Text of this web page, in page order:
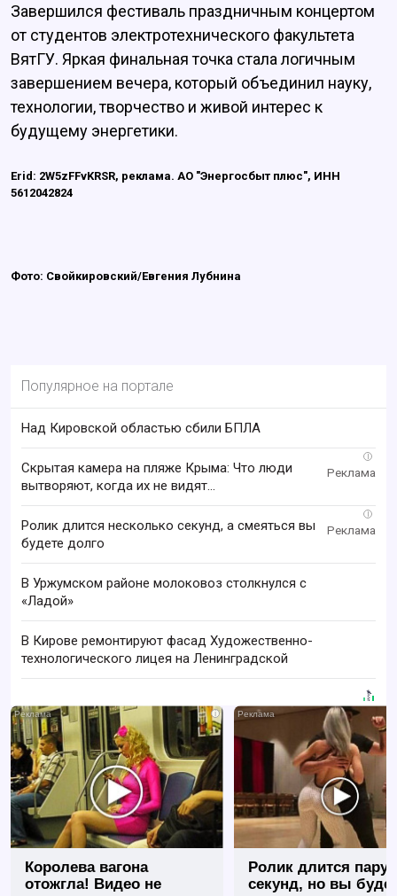
Завершился фестиваль праздничным концертом
от студентов электротехнического факультета
ВятГУ. Яркая финальная точка стала логичным
завершением вечера, который объединил науку,
технологии, творчество и живой интерес к
будущему энергетики.
Erid: 2W5zFFvKRSR, реклама. АО "Энергосбыт плюс", ИНН
5612042824
Фото: Свойкировский/Евгения Лубнина
Популярное на портале
Над Кировской областью сбили БПЛА
i
Скрытая камера на пляже Крыма: Что люди
вытворяют, когда их не видят...
i
Ролик длится несколько секунд, а смеяться вы
будете долго
В Уржумском районе молоковоз столкнулся с
«Ладой»
В Кирове ремонтируют фасад Художественно-
технологического лицея на Ленинградской
i
Королева вагона
отожгла! Видео не
Ролик длится пару
секунд, но вы